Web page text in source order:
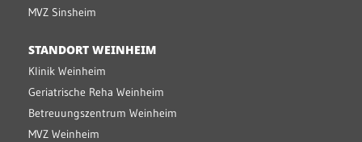
MVZ Sinsheim
STANDORT WEINHEIM
Klinik Weinheim
Geriatrische Reha Weinheim
Betreuungszentrum Weinheim
MVZ Weinheim